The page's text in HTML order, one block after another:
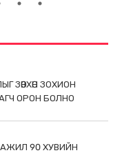
ЗӨВХӨН ЗОХИОН
ОРОН БОЛНО
АЖИЛ 90 ХУВИЙН